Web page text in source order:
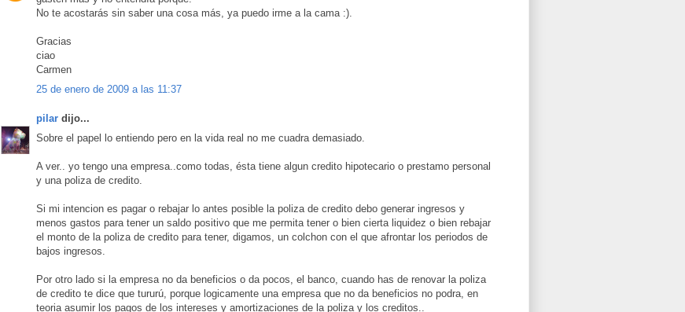
No te acostarás sin saber una cosa más, ya puedo irme a la cama :).
Gracias
ciao
Carmen
25 de enero de 2009 a las 11:37
pilar dijo...
Sobre el papel lo entiendo pero en la vida real no me cuadra demasiado.
A ver.. yo tengo una empresa..como todas, ésta tiene algun credito hipotecario o prestamo personal
y una poliza de credito.
Si mi intencion es pagar o rebajar lo antes posible la poliza de credito debo generar ingresos y
menos gastos para tener un saldo positivo que me permita tener o bien cierta liquidez o bien rebajar
el monto de la poliza de credito para tener, digamos, un colchon con el que afrontar los periodos de
bajos ingresos.
Por otro lado si la empresa no da beneficios o da pocos, el banco, cuando has de renovar la poliza
de credito te dice que tururú, porque logicamente una empresa que no da beneficios no podra, en
teoria asumir los pagos de los intereses y amortizaciones de la poliza y los creditos..